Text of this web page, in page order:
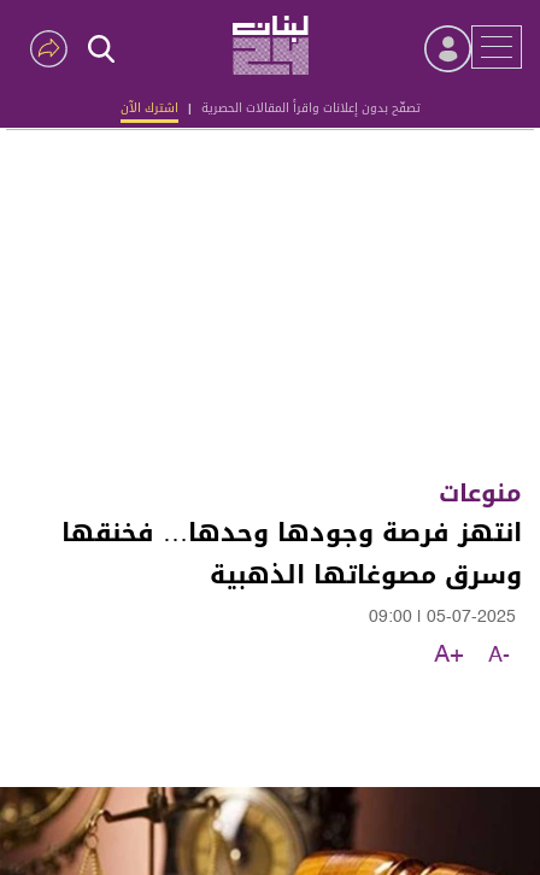
تصفّح بدون إعلانات واقرأ المقالات الحصرية | اشترك الآن
Advertisement
منوعات
انتهز فرصة وجودها وحدها… فخنقها
وسرق مصوغاتها الذهبية
05-07-2025
09:00
A-
A+